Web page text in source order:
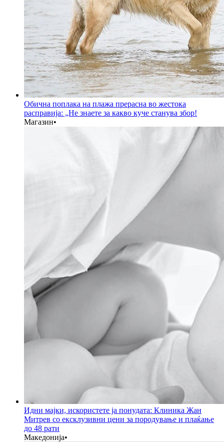
Обична поплака на плажа прерасна во жестока
расправија: „Не знаете за какво куче станува збор!
Магазин•
Идни мајки, искористете ја понудата: Клиника Жан
Митрев со ексклузивни цени за породување и плаќање
до 48 рати
Македонија•